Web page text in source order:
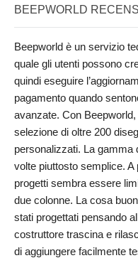
BEEPWORLD
Beepworld è un servizio
quale gli utenti possono
quindi eseguire
pagamento quando
avanzate. Con
selezione di oltre 200
personalizzati. La gamma
volte piuttosto semplice.
progetti sembra essere
due colonne. La cosa
stati progettati pensando
costruttore trascina e
di aggiungere facilmente